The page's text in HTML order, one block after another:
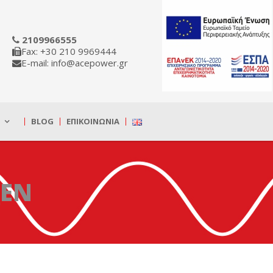
2109966555
Fax: +30 210 9969444
E-mail: info@acepower.gr
BLOG ΕΠΙΚΟΙΝΩΝΊΑ